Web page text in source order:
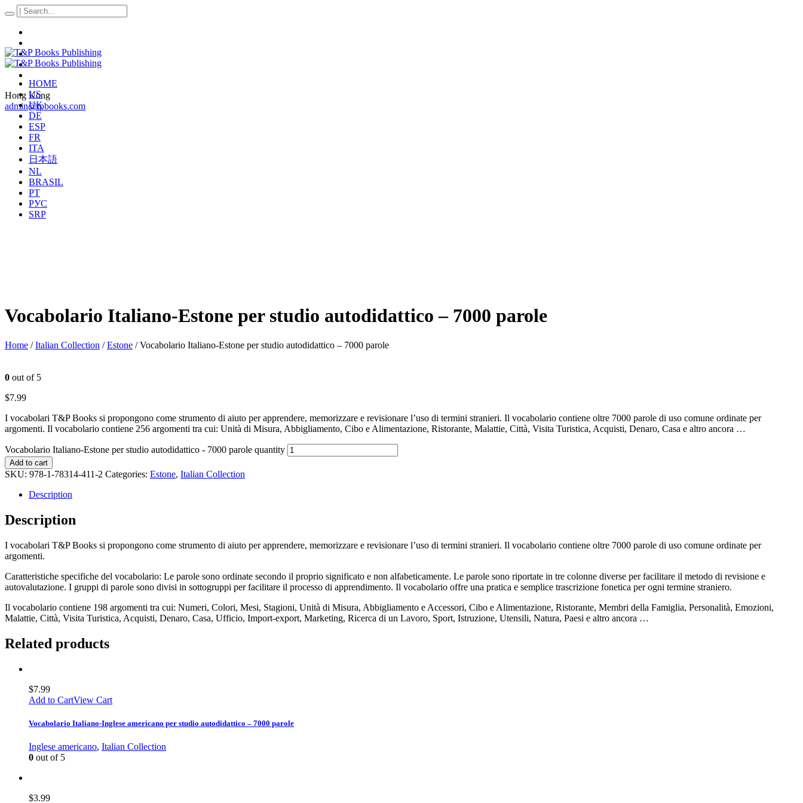
Hong Kong
admin@tpbooks.com
HOME
US
UK
DE
ESP
FR
ITA
日本語
NL
BRASIL
PT
РУС
SRP
Vocabolario Italiano-Estone per studio autodidattico – 7000 parole
Home /Italian Collection /Estone / Vocabolario Italiano-Estone per studio autodidattico – 7000 parole
0 out of 5
$7.99
I vocabolari T&P Books si propongono come strumento di aiuto per apprendere, memorizzare e revisionare l’uso di termini stranieri. Il vocabolario contiene oltre 7000 parole di uso comune ordinate per
argomenti. Il vocabolario contiene 256 argomenti tra cui: Unità di Misura, Abbigliamento, Cibo e Alimentazione, Ristorante, Malattie, Città, Visita Turistica, Acquisti, Denaro, Casa e altro ancora …
Vocabolario Italiano-Estone per studio autodidattico - 7000 parole quantity
Add to cart
SKU: 978-1-78314-411-2 Categories: Estone, Italian Collection
Description
Description
I vocabolari T&P Books si propongono come strumento di aiuto per apprendere, memorizzare e revisionare l’uso di termini stranieri. Il vocabolario contiene oltre 7000 parole di uso comune ordinate per
argomenti.
Caratteristiche specifiche del vocabolario: Le parole sono ordinate secondo il proprio significato e non alfabeticamente. Le parole sono riportate in tre colonne diverse per facilitare il metodo di revisione e
autovalutazione. I gruppi di parole sono divisi in sottogruppi per facilitare il processo di apprendimento. Il vocabolario offre una pratica e semplice trascrizione fonetica per ogni termine straniero.
Il vocabolario contiene 198 argomenti tra cui: Numeri, Colori, Mesi, Stagioni, Unità di Misura, Abbigliamento e Accessori, Cibo e Alimentazione, Ristorante, Membri della Famiglia, Personalità, Emozioni,
Malattie, Città, Visita Turistica, Acquisti, Denaro, Casa, Ufficio, Import-export, Marketing, Ricerca di un Lavoro, Sport, Istruzione, Utensili, Natura, Paesi e altro ancora …
Related products
$7.99
Add to CartView Cart
Vocabolario Italiano-Inglese americano per studio autodidattico – 7000 parole
Inglese americano, Italian Collection
0 out of 5
$3.99